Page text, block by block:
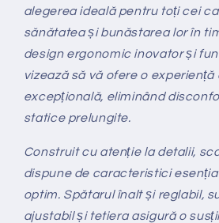
alegerea ideală pentru toți cei
sănătatea și bunăstarea lor în
design ergonomic inovator și
vizează să vă ofere o experiență
excepțională, eliminând
statice prelungite.
Construit cu atenție la detalii,
dispune de caracteristici
optim. Spătarul înalt și reglabil,
ajustabil și tetiera asigură o